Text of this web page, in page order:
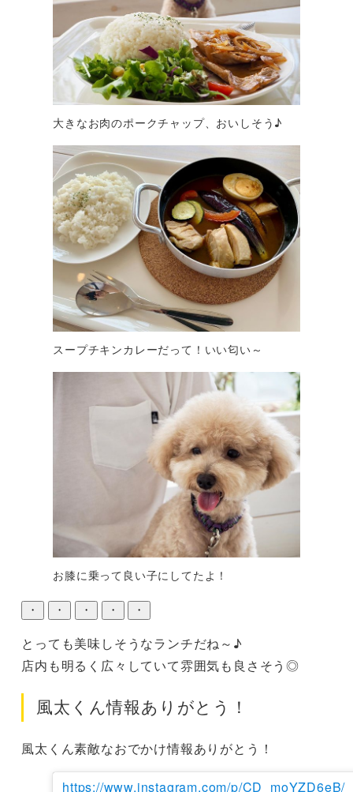
大きなお肉のポークチャップ、おいしそう♪
スープチキンカレーだって！いい匂い～
お膝に乗って良い子にしてたよ！
・ ・ ・ ・ ・
とっても美味しそうなランチだね～♪
店内も明るく広々していて雰囲気も良さそう◎
風太くん情報ありがとう！
風太くん素敵なおでかけ情報ありがとう！
https://www.instagram.com/p/CD_moYZD6eB/